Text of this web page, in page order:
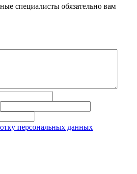
специалисты обязательно вам
персональных данных